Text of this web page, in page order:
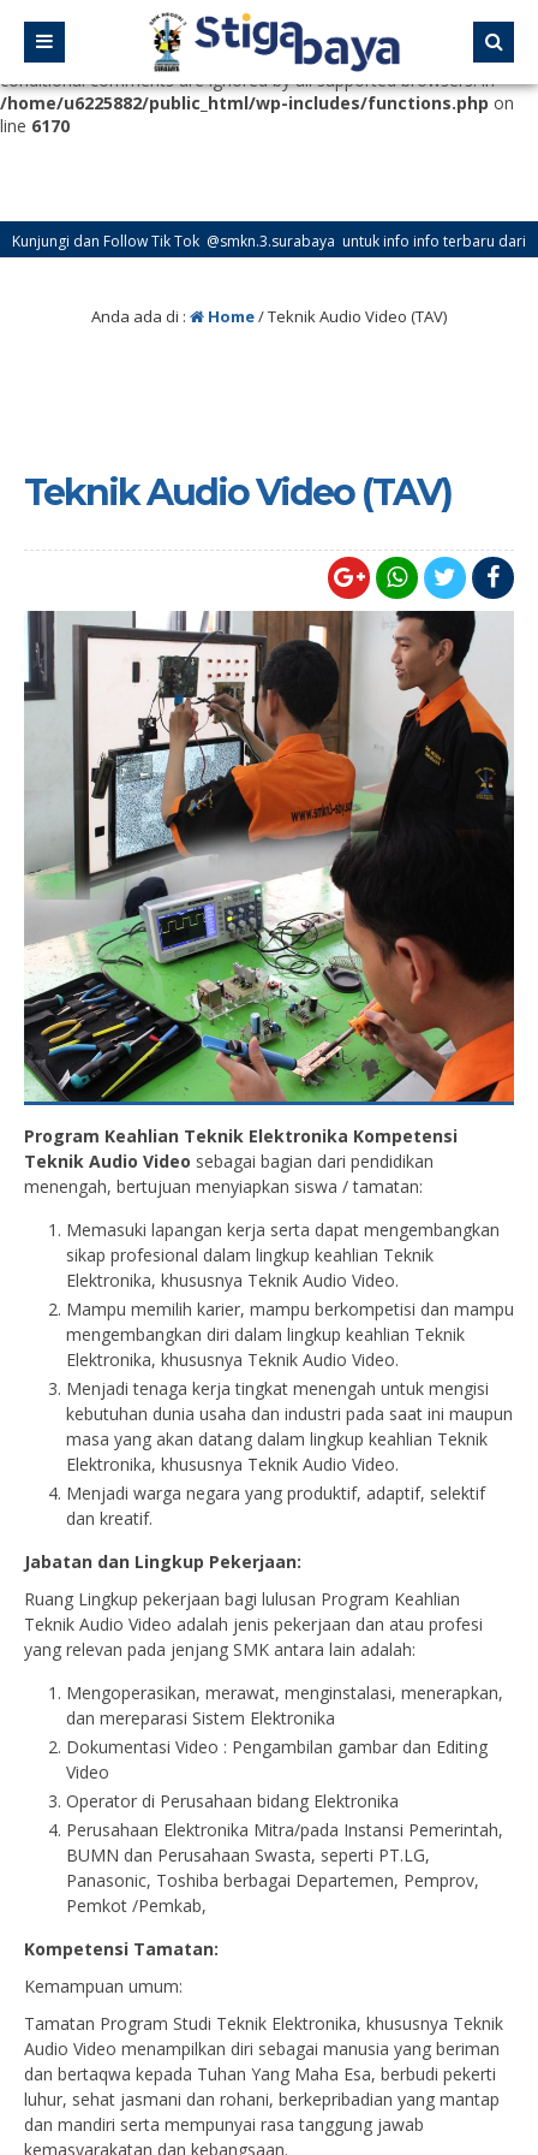
Deprecated
: Function WP_Dependencies->add_data() was called
with an argument that is
deprecated
since version 6.9.0! IE
conditional comments are ignored by all supported browsers. in
/home/u6225882/public_html/wp-includes/functions.php on
line 6170
dan Follow Tik Tok @smkn.3.surabaya untuk info info terbaru dari SMK
dan Follow Instagram @official_osissmkn3sby dan @official.smkn3sby
Anda ada di : Home/Teknik Audio Video (TAV)
Teknik Audio Video (TAV)
Program Keahlian Teknik Elektronika Kompetensi
Teknik Audio Video sebagai bagian dari pendidikan
menengah, bertujuan menyiapkan siswa / tamatan:
Memasuki lapangan kerja serta dapat mengembangkan
sikap profesional dalam lingkup keahlian Teknik
Elektronika, khususnya Teknik Audio Video.
Mampu memilih karier, mampu berkompetisi dan mampu
mengembangkan diri dalam lingkup keahlian Teknik
Elektronika, khususnya Teknik Audio Video.
Menjadi tenaga kerja tingkat menengah untuk mengisi
kebutuhan dunia usaha dan industri pada saat ini maupun
masa yang akan datang dalam lingkup keahlian Teknik
Elektronika, khususnya Teknik Audio Video.
Menjadi warga negara yang produktif, adaptif, selektif
dan kreatif.
Jabatan dan Lingkup Pekerjaan:
Ruang Lingkup pekerjaan bagi lulusan Program Keahlian
Teknik Audio Video adalah jenis pekerjaan dan atau profesi
yang relevan pada jenjang SMK antara lain adalah:
Mengoperasikan, merawat, menginstalasi, menerapkan,
dan mereparasi Sistem Elektronika
Dokumentasi Video : Pengambilan gambar dan Editing
Video
Operator di Perusahaan bidang Elektronika
Perusahaan Elektronika Mitra/pada Instansi Pemerintah,
BUMN dan Perusahaan Swasta, seperti PT.LG,
Panasonic, Toshiba berbagai Departemen, Pemprov,
Pemkot /Pemkab,
Kompetensi Tamatan:
Kemampuan umum:
Tamatan Program Studi Teknik Elektronika, khususnya Teknik
Audio Video menampilkan diri sebagai manusia yang beriman
dan bertaqwa kepada Tuhan Yang Maha Esa, berbudi pekerti
luhur, sehat jasmani dan rohani, berkepribadian yang mantap
dan mandiri serta mempunyai rasa tanggung jawab
kemasyarakatan dan kebangsaan.